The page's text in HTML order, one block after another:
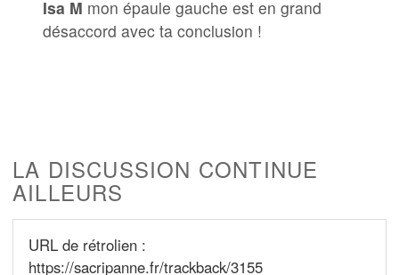
Isa M mon épaule gauche est en grand
désaccord avec ta conclusion !
LA DISCUSSION CONTINUE
AILLEURS
URL de rétrolien :
https://sacripanne.fr/trackback/3155